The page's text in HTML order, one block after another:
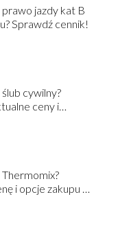
jazdy kat B
Sprawdź cennik!
cywilny?
ceny i
i opcje zakupu w